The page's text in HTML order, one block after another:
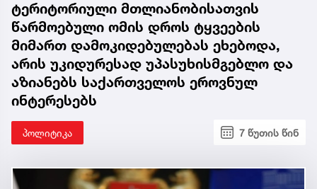
ტერიტორიული მთლიანობისათვის
წარმოებული ომის დროს ტყვეების
მიმართ დამოკიდებულებას ეხებოდა,
არის უკიდურესად უპასუხისმგებლო და
აზიანებს საქართველოს ეროვნულ
ინტერესებს
პოლიტიკა 7 წუთის წინ